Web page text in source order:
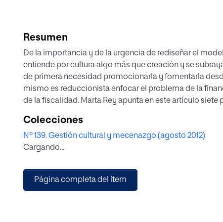
Resumen
De la importancia y de la urgencia de rediseñar el
entiende por cultura algo más que creación y se
de primera necesidad promocionarla y fomentarla
mismo es reduccionista enfocar el problema de la
de la fiscalidad. Marta Rey apunta en este artículo
Colecciones
Nº 139. Gestión cultural y mecenazgo (agosto 2012)
Cargando...
Página completa del ítem